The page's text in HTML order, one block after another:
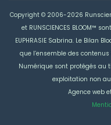
Copyright © 2006-2026
et RUNSCIENCES BLOOM™
EUPHRASIE Sabrina. Le Bilan
que l’ensemble des
Numérique sont protégés au
exploitation non
Agence web